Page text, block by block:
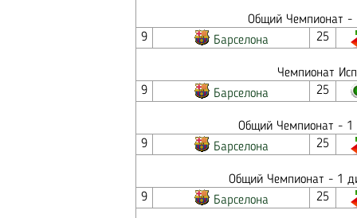
Общий Чемпионат -
9
Барселона 25
Чемпионат
9
Барселона 25
Общий Чемпионат - 1
9
Барселона 25
Общий Чемпионат - 1
9
Барселона 25